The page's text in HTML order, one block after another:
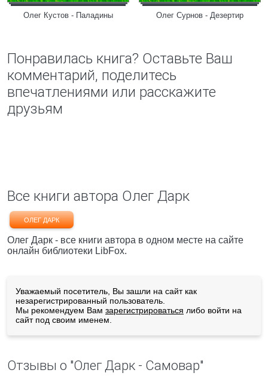
Олег Кустов - Паладины Олег Сурнов - Дезертир
Понравилась книга? Оставьте Ваш
комментарий, поделитесь
впечатлениями или расскажите
друзьям
Все книги автора Олег Дарк
ОЛЕГ ДАРК
Олег Дарк - все книги автора в одном месте на сайте
онлайн библиотеки LibFox.
Уважаемый посетитель, Вы зашли на сайт как
незарегистрированный пользователь.
Мы рекомендуем Вам зарегистрироваться либо войти на
сайт под своим именем.
Отзывы о "Олег Дарк - Самовар"